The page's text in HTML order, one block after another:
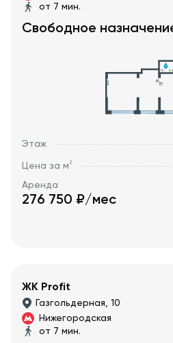
от 7 мин.
Свободное
Этаж
Цена за м2
Аренда
276 750 ₽/мес
ЖК Profit
Газгольдерная, 10
Нижегородская
от 7 мин.